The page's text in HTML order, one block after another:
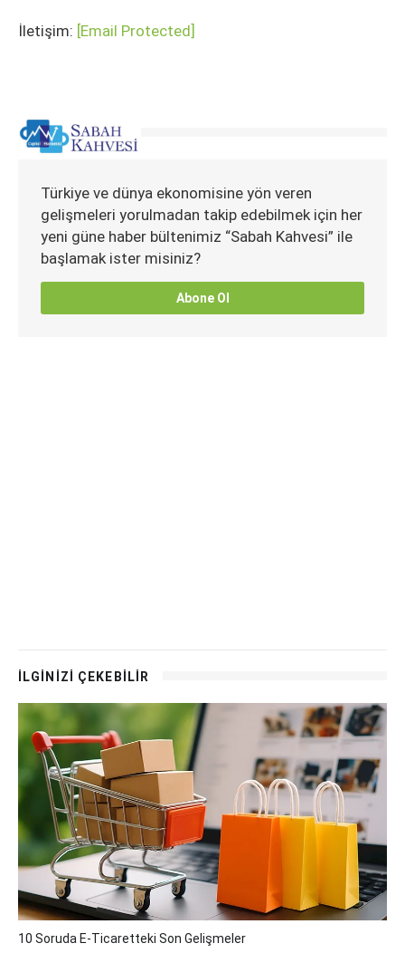
İletişim: [email Protected]
Türkiye ve dünya ekonomisine yön veren
gelişmeleri yorulmadan takip edebilmek için her
yeni güne haber bültenimiz “Sabah Kahvesi” ile
başlamak ister misiniz?
Abone Ol
İLGİNİZİ ÇEKEBİLİR
10 Soruda E-Ticaretteki Son Gelişmeler